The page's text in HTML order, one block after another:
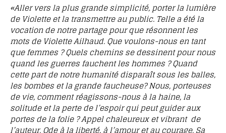
«Aller vers la plus grande simplicité, porter la lumière
de Violette et la transmettre au public. Telle a été la
vocation de notre partage pour que résonnent les
mots de Violette Ailhaud. Que voulons-nous en tant
que femmes ? Quels chemins se dessinent pour nous
quand les guerres fauchent les hommes ? Quand
cette part de notre humanité disparaît sous les balles,
les bombes et la grande faucheuse? Nous, porteuses
de vie, comment réagissons-nous à la haine, la
solitude et la perte de l’espoir qui peut guider aux
portes de la folie ? Appel chaleureux et vibrant de
l’auteur. Ode à la liberté, à l’amour et au courage. Sa